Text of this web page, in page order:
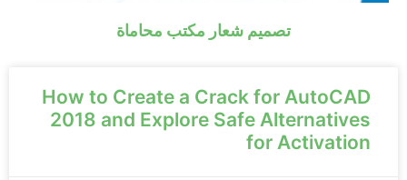
تصميم شعار مكتب محاماة
How to Create a Crack for AutoCAD
2018 and Explore Safe Alternatives
for Activation